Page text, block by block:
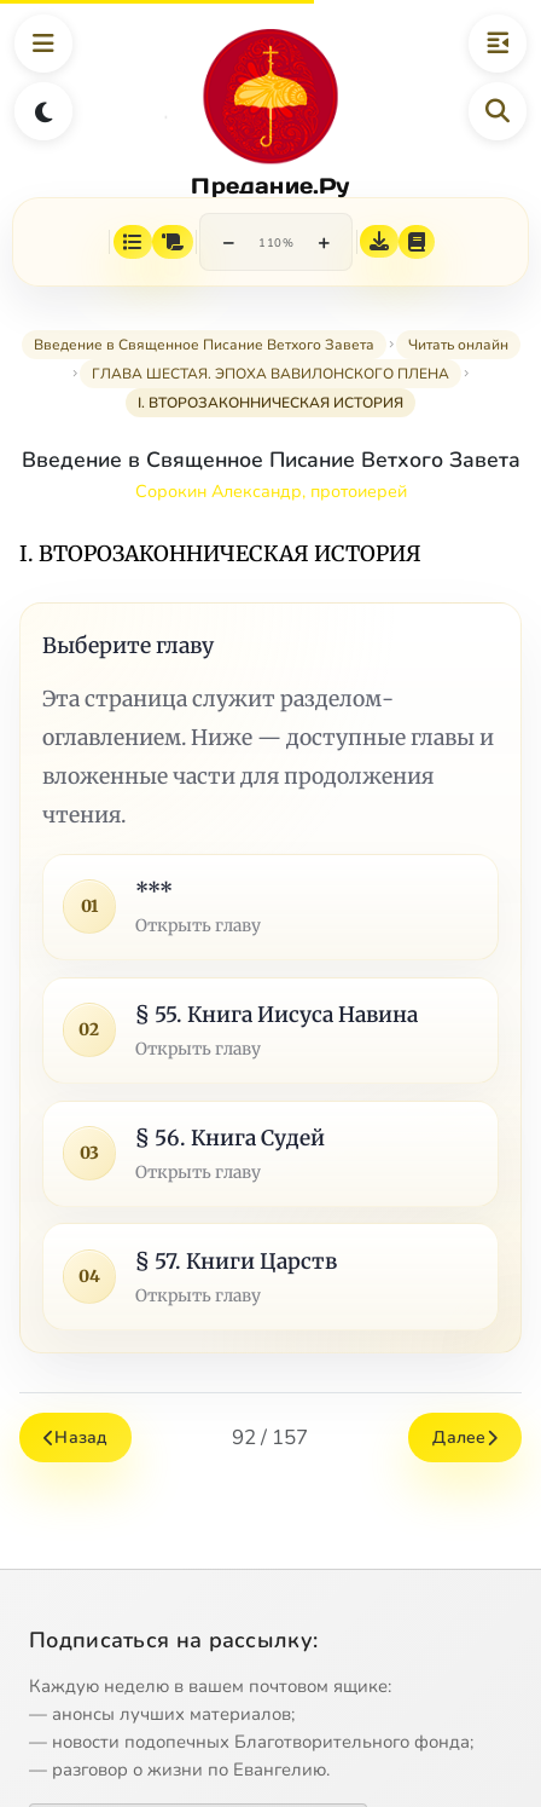
Предание.Ру
− 110% +
Введение в Священное Писание Ветхого Завета
Читать онлайн
ГЛАВА ШЕСТАЯ. ЭПОХА ВАВИЛОНСКОГО ПЛЕНА
I. ВТОРОЗАКОННИЧЕСКАЯ ИСТОРИЯ
Введение в Священное Писание Ветхого Завета
Сорокин Александр, протоиерей
I. ВТОРОЗАКОННИЧЕСКАЯ ИСТОРИЯ
Выберите главу
Эта страница служит разделом-
оглавлением. Ниже — доступные главы и
вложенные части для продолжения
чтения.
01
***
Открыть главу
02
§ 55. Книга Иисуса Навина
Открыть главу
03
§ 56. Книга Судей
Открыть главу
04
§ 57. Книги Царств
Открыть главу
Назад 92 / 157 Далее
Подписаться на рассылку:
Каждую неделю в вашем почтовом ящике:
— анонсы лучших материалов;
— новости подопечных Благотворительного фонда;
— разговор о жизни по Евангелию.